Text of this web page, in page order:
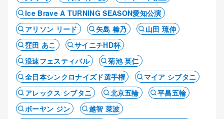
Ice Brave A TURNING SEASON愛知公演
アリソン リード
矢島 榛乃
山田 琉伸
窪田 あこ
サイニチHD杯
浪速フェスティバル
菊池 英仁
全日本シンクロナイズド選手権
マイア シブタニ
アレックス シブタニ
北京五輪
平昌五輪
ボーヤン ジン
越智 菜波